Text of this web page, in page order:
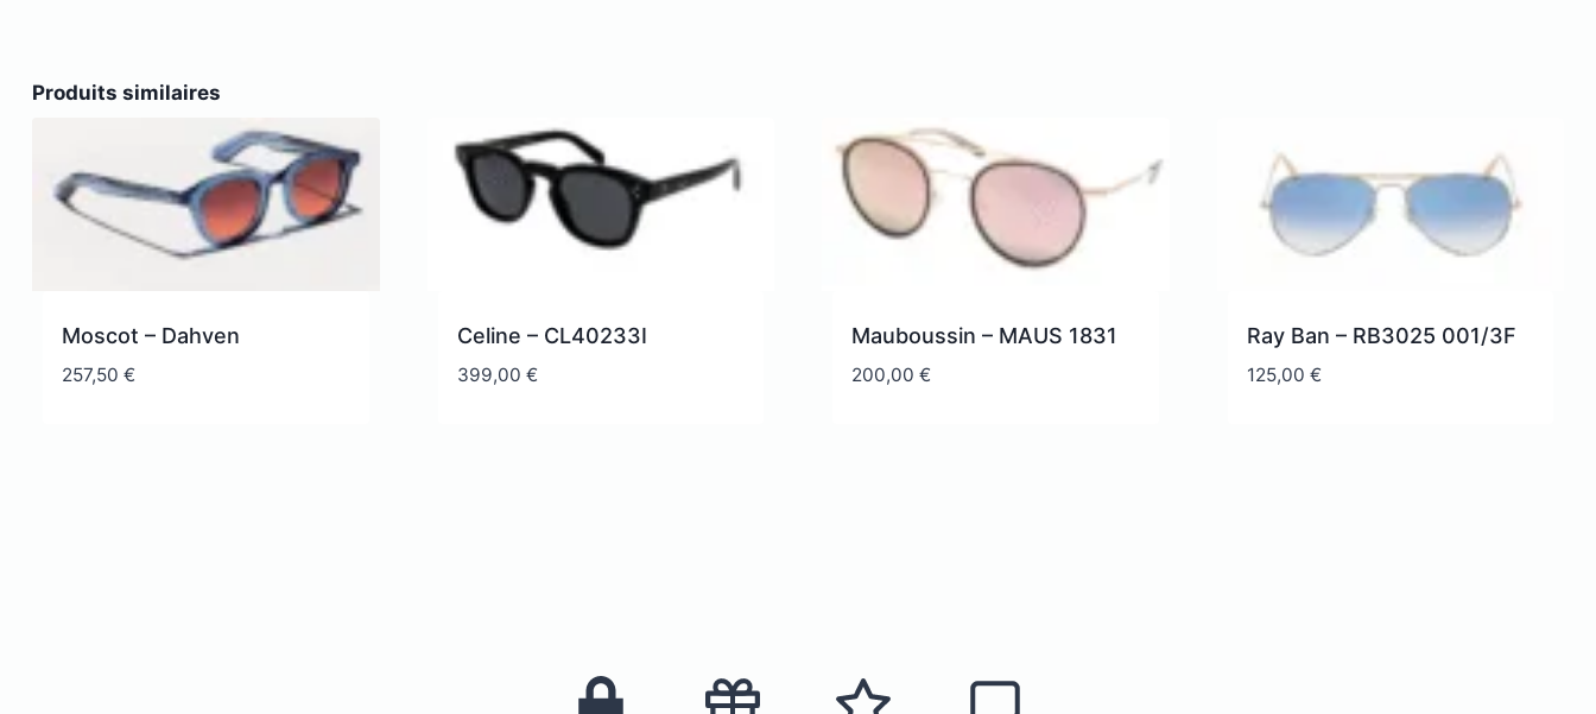
Produits similaires
Moscot – Dahven
257,50 €
Celine – CL40233I
399,00 €
Mauboussin – MAUS 1831
200,00 €
Ray Ban – RB3025 001/3F
125,00 €